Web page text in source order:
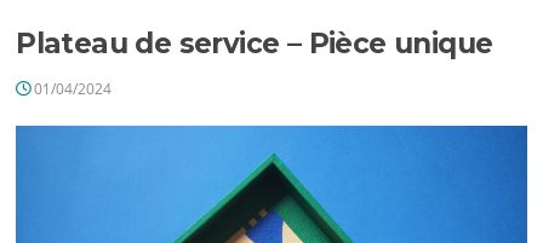
Plateau de service – Pièce unique
01/04/2024